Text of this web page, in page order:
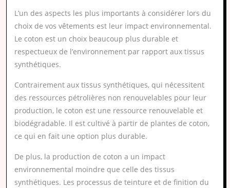
L’un des aspects les plus importants à considérer lors du
choix de vos vêtements est leur impact environnemental.
Le coton est un choix beaucoup plus durable et
respectueux de l’environnement par rapport aux tissus
synthétiques.
Contrairement aux tissus synthétiques, qui nécessitent
des ressources pétrolières non renouvelables pour leur
production, le coton est une ressource renouvelable et
biodégradable. Il est cultivé à partir de plantes de coton,
ce qui en fait une option plus durable.
De plus, la production de coton a un impact
environnemental moindre que celle des tissus
synthétiques. Les processus de teinture et de finition du